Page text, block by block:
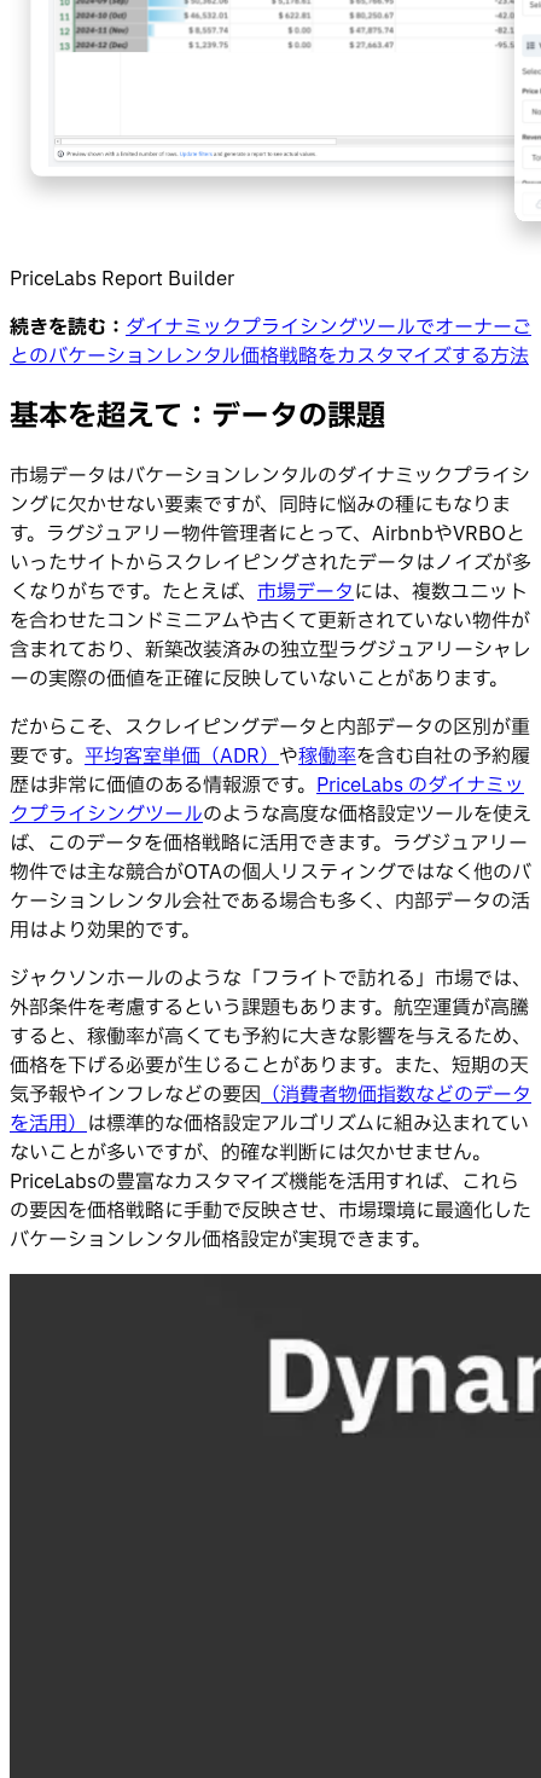
PriceLabs Report Builder
続きを読む： ダイナミックプライシングツールでオーナーご
とのバケーションレンタル価格戦略をカスタマイズする方法
基本を超えて：データの課題
市場データはバケーションレンタルのダイナミックプライシ
ングに欠かせない要素ですが、同時に悩みの種にもなりま
す。ラグジュアリー物件管理者にとって、AirbnbやVRBOと
いったサイトからスクレイピングされたデータはノイズが多
くなりがちです。たとえば、 市場データには、複数ユニット
を合わせたコンドミニアムや古くて更新されていない物件が
含まれており、新築改装済みの独立型ラグジュアリーシャレ
ーの実際の価値を正確に反映していないことがあります。
だからこそ、スクレイピングデータと内部データの区別が重
要です。 平均客室単価（ADR）や稼働率を含む自社の予約履
歴は非常に価値のある情報源です。 PriceLabs のダイナミッ
クプライシングツールのような高度な価格設定ツールを使え
ば、このデータを価格戦略に活用できます。ラグジュアリー
物件では主な競合がOTAの個人リスティングではなく他のバ
ケーションレンタル会社である場合も多く、内部データの活
用はより効果的です。
ジャクソンホールのような「フライトで訪れる」市場では、
外部条件を考慮するという課題もあります。航空運賃が高騰
すると、稼働率が高くても予約に大きな影響を与えるため、
価格を下げる必要が生じることがあります。また、短期の天
気予報やインフレなどの要因（消費者物価指数などのデータ
を活用）は標準的な価格設定アルゴリズムに組み込まれてい
ないことが多いですが、的確な判断には欠かせません。
PriceLabsの豊富なカスタマイズ機能を活用すれば、これら
の要因を価格戦略に手動で反映させ、市場環境に最適化した
バケーションレンタル価格設定が実現できます。